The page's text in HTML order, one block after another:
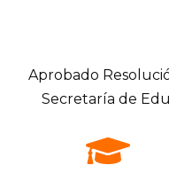
Aprobado
Secretaría de